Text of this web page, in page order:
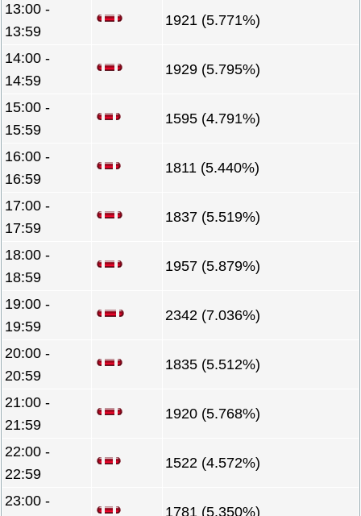
13:00 -
13:59
1921 (5.771%)
14:00 -
14:59
1929 (5.795%)
15:00 -
15:59
1595 (4.791%)
16:00 -
16:59
1811 (5.440%)
17:00 -
17:59
1837 (5.519%)
18:00 -
18:59
1957 (5.879%)
19:00 -
19:59
2342 (7.036%)
20:00 -
20:59
1835 (5.512%)
21:00 -
21:59
1920 (5.768%)
22:00 -
22:59
1522 (4.572%)
23:00 -
1781 (5.350%)